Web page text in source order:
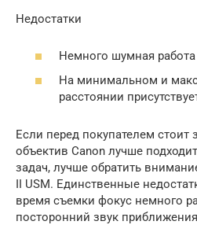
Недостатки
Немного шумная
На минимальном и
расстоянии
Если перед покупателем стоит
объектив Canon лучше
задач, лучше обратить
II USM. Единственные
время съемки фокус немного
посторонний звук